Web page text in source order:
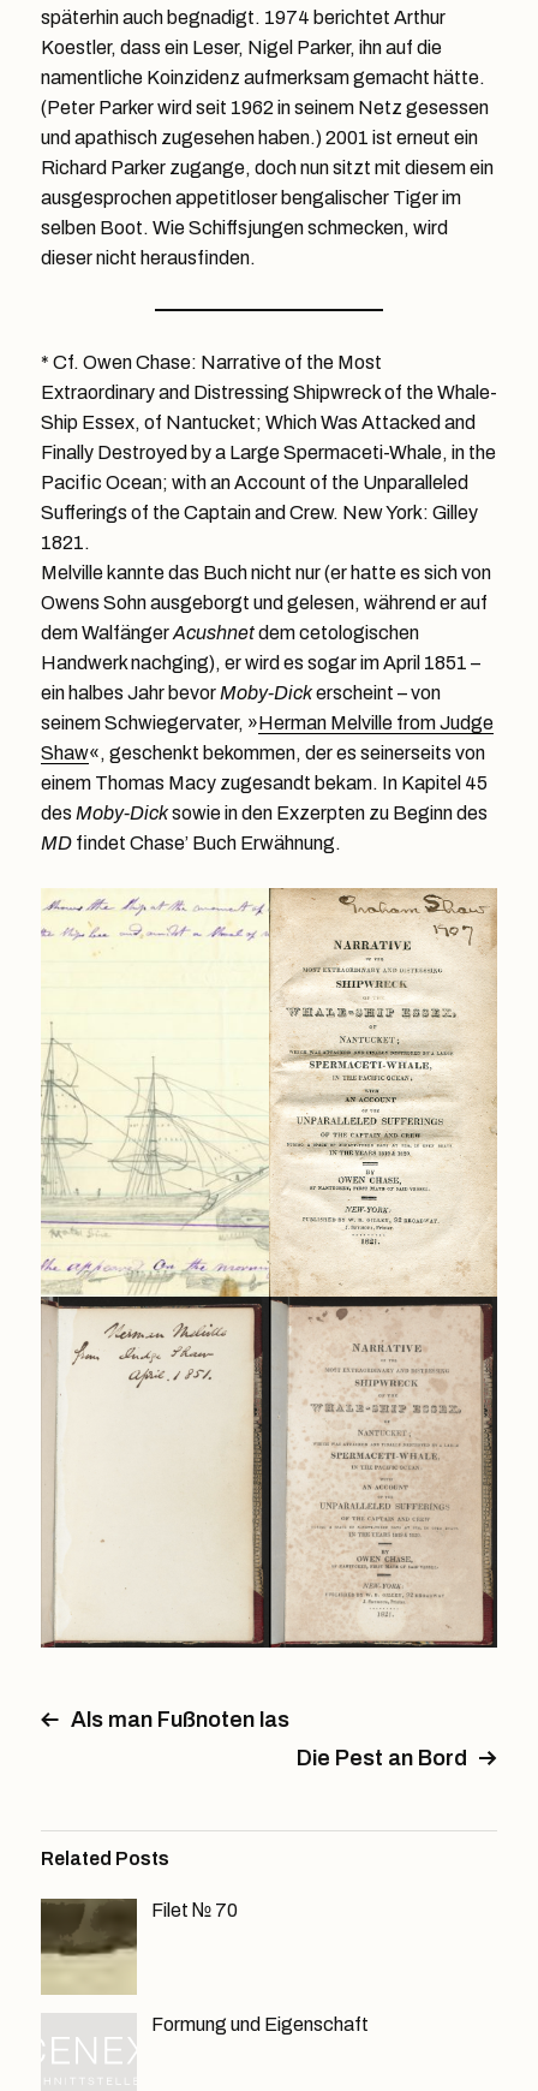
späterhin auch begnadigt. 1974 berichtet Arthur
Koestler, dass ein Leser, Nigel Parker, ihn auf die
namentliche Koinzidenz aufmerksam gemacht hätte.
(Peter Parker wird seit 1962 in seinem Netz gesessen
und apathisch zugesehen haben.) 2001 ist erneut ein
Richard Parker zugange, doch nun sitzt mit diesem ein
ausgesprochen appetitloser bengalischer Tiger im
selben Boot. Wie Schiffsjungen schmecken, wird
dieser nicht herausfinden.
* Cf. Owen Chase: Narrative of the Most
Extraordinary and Distressing Shipwreck of the Whale-
Ship Essex, of Nantucket; Which Was Attacked and
Finally Destroyed by a Large Spermaceti-Whale, in the
Pacific Ocean; with an Account of the Unparalleled
Sufferings of the Captain and Crew. New York: Gilley
1821.
Melville kannte das Buch nicht nur (er hatte es sich von
Owens Sohn ausgeborgt und gelesen, während er auf
dem WalfängerAcushnetdem cetologischen
Handwerk nachging), er wird es sogar im April 1851 –
ein halbes Jahr bevor Moby-Dickerscheint – von
seinem Schwiegervater, »Herman Melville from Judge
Shaw«, geschenkt bekommen, der es seinerseits von
einem Thomas Macy zugesandt bekam. In Kapitel 45
des Moby-Dicksowie in den Exzerpten zu Beginn des
MDfindet Chase’ Buch Erwähnung.
Als man Fußnoten las
Die Pest an Bord
Related Posts
Filet № 70
Formung und Eigenschaft